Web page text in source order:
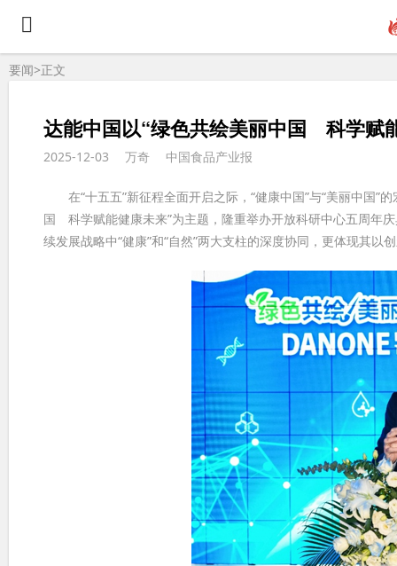
要闻>正文
达能中国以“绿色共绘美丽中国 科学赋
2025-12-03 万奇 中国食品产业报
在“十五五”新征程全面开启之际，“健康中国”与“美丽中国”
国 科学赋能健康未来”为主题，隆重举办开放科研中心五周年
续发展战略中“健康”和“自然”两大支柱的深度协同，更体现其